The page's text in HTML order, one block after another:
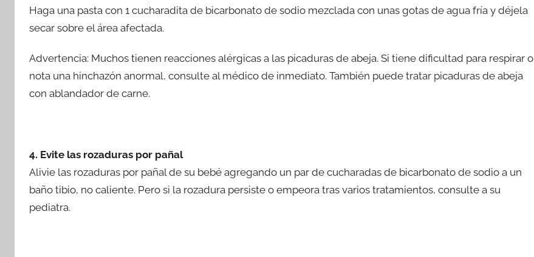
Haga una pasta con 1 cucharadita de bicarbonato de sodio mezclada con unas gotas de agua fría y déjela
secar sobre el área afectada.
Advertencia: Muchos tienen reacciones alérgicas a las picaduras de abeja. Si tiene dificultad para respirar o
nota una hinchazón anormal, consulte al médico de inmediato. También puede tratar picaduras de abeja
con ablandador de carne.
4. Evite las rozaduras por pañal
Alivie las rozaduras por pañal de su bebé agregando un par de cucharadas de bicarbonato de sodio a un
baño tibio, no caliente. Pero si la rozadura persiste o empeora tras varios tratamientos, consulte a su
pediatra.